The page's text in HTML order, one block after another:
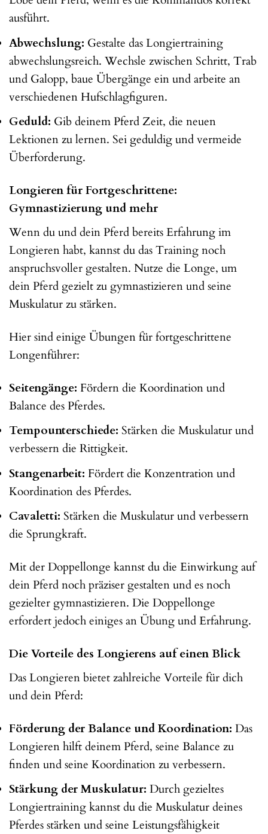
ausführt.
Abwechslung: Gestalte das Longiertraining
abwechslungsreich. Wechsle zwischen Schritt, Trab
und Galopp, baue Übergänge ein und arbeite an
verschiedenen Hufschlagfiguren.
Geduld: Gib deinem Pferd Zeit, die neuen
Lektionen zu lernen. Sei geduldig und vermeide
Überforderung.
Longieren für Fortgeschrittene:
Gymnastizierung und mehr
Wenn du und dein Pferd bereits Erfahrung im
Longieren habt, kannst du das Training noch
anspruchsvoller gestalten. Nutze die Longe, um
dein Pferd gezielt zu gymnastizieren und seine
Muskulatur zu stärken.
Hier sind einige Übungen für fortgeschrittene
Longenführer:
Seitengänge: Fördern die Koordination und
Balance des Pferdes.
Tempounterschiede: Stärken die Muskulatur und
verbessern die Rittigkeit.
Stangenarbeit: Fördert die Konzentration und
Koordination des Pferdes.
Cavaletti: Stärken die Muskulatur und verbessern
die Sprungkraft.
Mit der Doppellonge kannst du die Einwirkung auf
dein Pferd noch präziser gestalten und es noch
gezielter gymnastizieren. Die Doppellonge
erfordert jedoch einiges an Übung und Erfahrung.
Die Vorteile des Longierens auf einen Blick
Das Longieren bietet zahlreiche Vorteile für dich
und dein Pferd:
Förderung der Balance und Koordination: Das
Longieren hilft deinem Pferd, seine Balance zu
finden und seine Koordination zu verbessern.
Stärkung der Muskulatur: Durch gezieltes
Longiertraining kannst du die Muskulatur deines
Pferdes stärken und seine Leistungsfähigkeit